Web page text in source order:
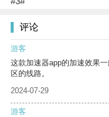
评论
游客
这款加速器app的加速效果
区的线路。
2024-07-29
游客